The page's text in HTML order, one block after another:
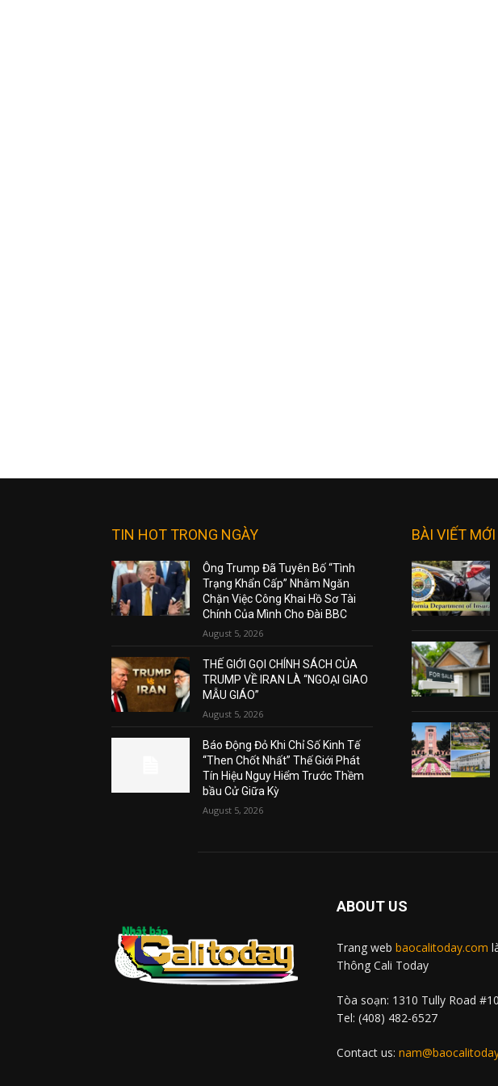
TIN HOT TRONG NGÀY
Ông Trump Đã Tuyên Bố “Tình
Trạng Khẩn Cấp” Nhằm Ngăn
Chặn Việc Công Khai Hồ Sơ Tài
Chính Của Mình Cho Đài BBC
August 5, 2026
THẾ GIỚI GỌI CHÍNH SÁCH CỦA
TRUMP VỀ IRAN LÀ “NGOẠI GIAO
MẪU GIÁO”
August 5, 2026
Báo Động Đỏ Khi Chỉ Số Kinh Tế
“Then Chốt Nhất” Thế Giới Phát
Tín Hiệu Nguy Hiểm Trước Thềm
bầu Cử Giữa Kỳ
August 5, 2026
BÀI VIẾT
ABOUT US
Trang web baocalitoday.com
Thông Cali Today
Tòa soạn: 1310 Tully Road
Tel: (408) 482-6527
Contact us: